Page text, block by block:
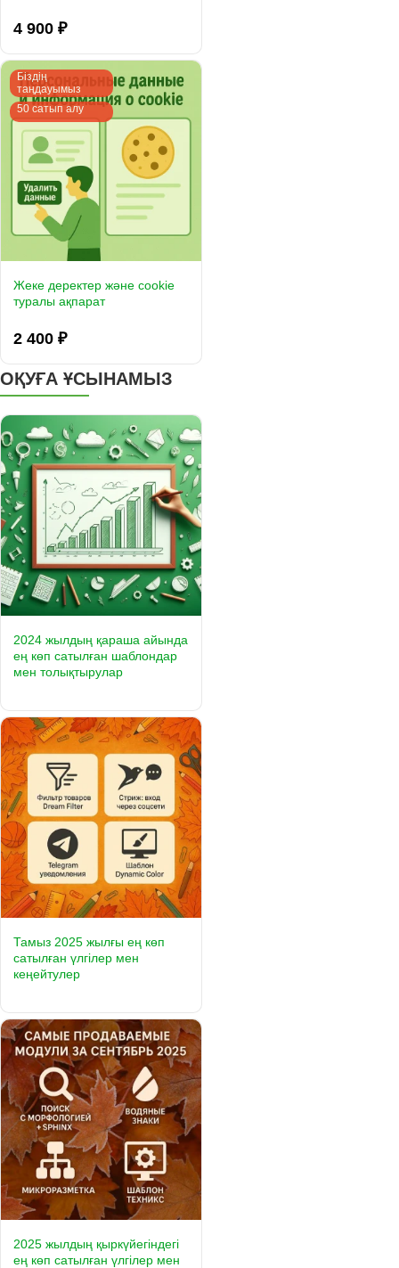
Facebook арқылы жылдам
4 900 ₽
Біздің
таңдауымыз
50 сатып алу
Жеке деректер және cookie
туралы ақпарат
2 400 ₽
ОҚУҒА ҰСЫНАМЫЗ
2024 жылдың қараша айында
ең көп сатылған шаблондар
мен толықтырулар
Тамыз 2025 жылғы ең көп
сатылған үлгілер мен
кеңейтулер
2025 жылдың қыркүйегіндегі
ең көп сатылған үлгілер мен